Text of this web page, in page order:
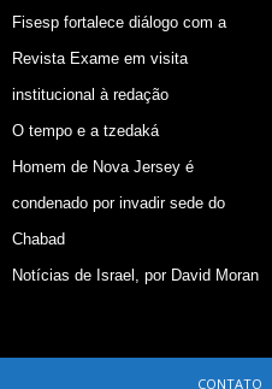
Fisesp fortalece diálogo com a
Revista Exame em visita
institucional à redação
O tempo e a tzedaká
Homem de Nova Jersey é
condenado por invadir sede do
Chabad
Notícias de Israel, por David Moran
CONTATO